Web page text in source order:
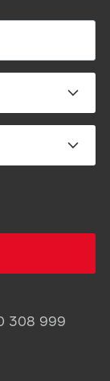
308 999